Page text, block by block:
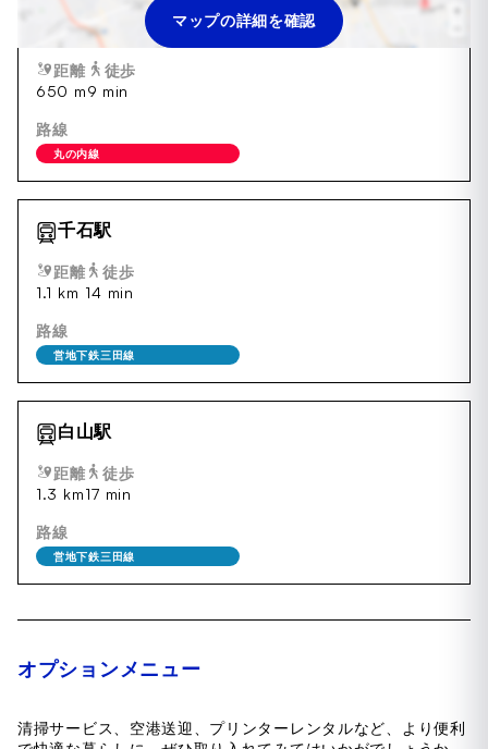
マップの詳細を確認
茗荷谷駅
距離
650 m
徒歩
9 min
路線
丸の内線
千石駅
距離
1.1 km
徒歩
14 min
路線
営地下鉄三田線
白山駅
距離
1.3 km
徒歩
17 min
路線
営地下鉄三田線
オプションメニュー
清掃サービス、空港送迎、プリンターレンタルなど、より便利